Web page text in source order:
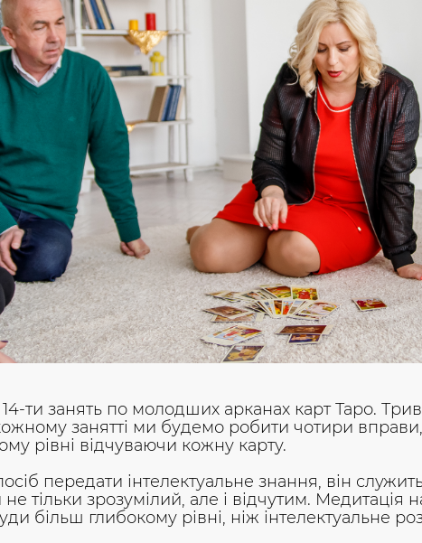
ти занять по молодших арканах карт Таро.
занятті ми будемо робити чотири
рівні відчуваючи кожну карту.
передати інтелектуальне знання, він
тільки зрозумілий, але і відчутим. Медитація
більш глибокому рівні, ніж інтелектуальне